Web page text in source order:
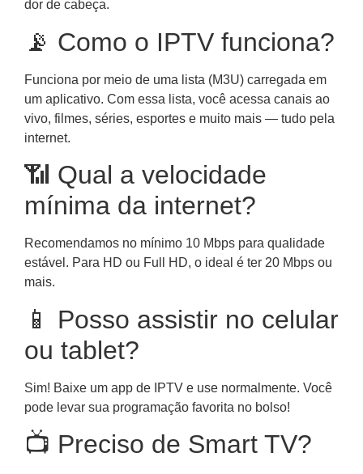
dor de cabeça.
📡 Como o IPTV funciona?
Funciona por meio de uma lista (M3U) carregada em
um aplicativo. Com essa lista, você acessa canais ao
vivo, filmes, séries, esportes e muito mais — tudo pela
internet.
📶 Qual a velocidade
mínima da internet?
Recomendamos no mínimo 10 Mbps para qualidade
estável. Para HD ou Full HD, o ideal é ter 20 Mbps ou
mais.
📱 Posso assistir no celular
ou tablet?
Sim! Baixe um app de IPTV e use normalmente. Você
pode levar sua programação favorita no bolso!
📺 Preciso de Smart TV?